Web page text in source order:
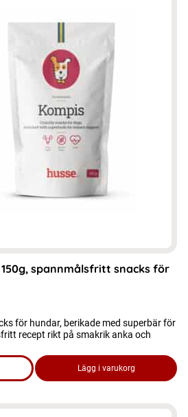
150g, spannmålsfritt snacks för
för hundar, berikade med superbär för
recept rikt på smakrik anka och
Hundgodis - Kompis 150g, spannmålsfritt
Lägg i varukorg